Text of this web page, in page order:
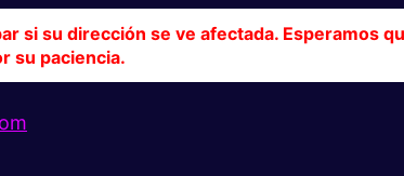
si su dirección se ve afectada. Esperamos
su paciencia.